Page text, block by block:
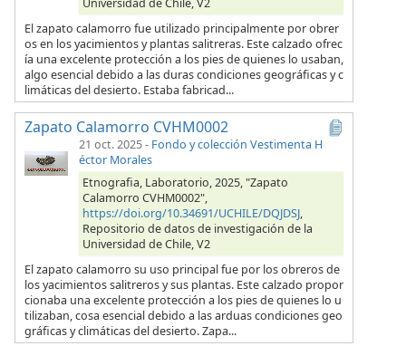
Universidad de Chile, V2
El zapato calamorro fue utilizado principalmente por obrer
os en los yacimientos y plantas salitreras. Este calzado ofrec
ía una excelente protección a los pies de quienes lo usaban,
algo esencial debido a las duras condiciones geográficas y c
limáticas del desierto. Estaba fabricad...
Zapato Calamorro CVHM0002
21 oct. 2025- Fondo y colección Vestimenta H
éctor Morales
Etnografia, Laboratorio, 2025, "Zapato
Calamorro CVHM0002",
https://doi.org/10.34691/UCHILE/DQJDSJ,
Repositorio de datos de investigación de la
Universidad de Chile, V2
El zapato calamorro su uso principal fue por los obreros de
los yacimientos salitreros y sus plantas. Este calzado propor
cionaba una excelente protección a los pies de quienes lo u
tilizaban, cosa esencial debido a las arduas condiciones geo
gráficas y climáticas del desierto. Zapa...